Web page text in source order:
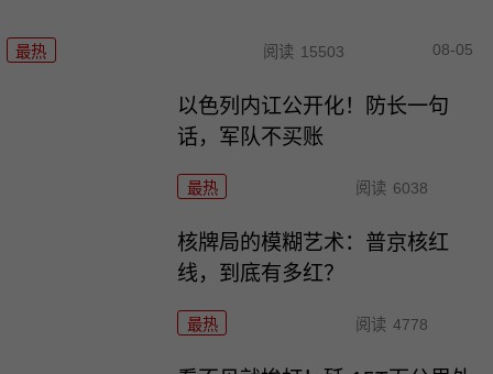
最热 阅读 15503 08-05
以色列内讧公开化！防长一句
话，军队不买账
最热 阅读 6038
核牌局的模糊艺术：普京核红
线，到底有多红？
最热 阅读 4778